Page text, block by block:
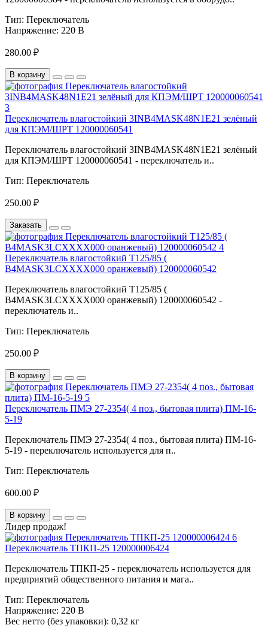
Тип: Переключатель
Напряжение: 220 В
280.00 ₽
В корзину
Переключатель влагостойкий 3INB4MASK48N1E21 зелёный
для КПЭМ/ШРТ 120000060541
Переключатель влагостойкий 3INB4MASK48N1E21 зелёный
для КПЭМ/ШРТ 120000060541 - переключатель и..
Тип: Переключатель
250.00 ₽
Заказать
Переключатель влагостойкий Т125/85 (
В4MASK3LCXXXX000 оранжевый) 120000060542
Переключатель влагостойкий Т125/85 (
В4MASK3LCXXXX000 оранжевый) 120000060542 -
переключатель и..
Тип: Переключатель
250.00 ₽
В корзину
Переключатель ПМЭ 27-2354( 4 поз., бытовая плита) ПМ-16-
5-19
Переключатель ПМЭ 27-2354( 4 поз., бытовая плита) ПМ-16-
5-19 - переключатель используется для п..
Тип: Переключатель
600.00 ₽
В корзину
Лидер продаж!
Переключатель ТПКП-25 120000006424
Переключатель ТПКП-25 - переключатель используется для
предприятий общественного питания и мага..
Тип: Переключатель
Напряжение: 220 В
Вес нетто (без упаковки): 0,32 кг